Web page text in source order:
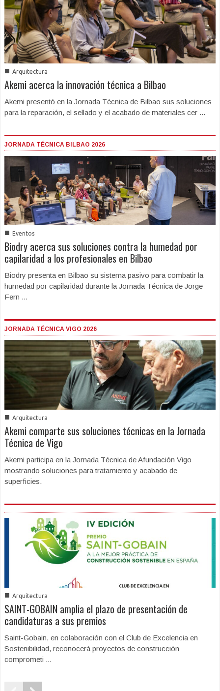
■ Arquitectura
Akemi acerca la innovación técnica a Bilbao
Akemi presentó en la Jornada Técnica de Bilbao sus soluciones
para la reparación, el sellado y el acabado de materiales cer ...
JORNADA TÉCNICA BILBAO 2026
■ Eventos
Biodry acerca sus soluciones contra la humedad por
capilaridad a los profesionales en Bilbao
Biodry presenta en Bilbao su sistema pasivo para combatir la
humedad por capilaridad durante la Jornada Técnica de Jorge
Fern ...
JORNADA TÉCNICA VIGO 2026
■ Arquitectura
Akemi comparte sus soluciones técnicas en la Jornada
Técnica de Vigo
Akemi participa en la Jornada Técnica de Afundación Vigo
mostrando soluciones para tratamiento y acabado de
superficies.
■ Arquitectura
SAINT-GOBAIN amplia el plazo de presentación de
candidaturas a sus premios
Saint-Gobain, en colaboración con el Club de Excelencia en
Sostenibilidad, reconocerá proyectos de construcción
comprometi ...